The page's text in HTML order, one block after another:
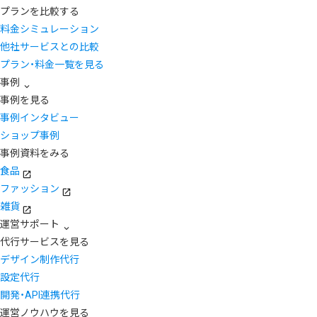
プランを比較する
料金シミュレーション
他社サービスとの比較
プラン・料金一覧を見る
事例
事例を見る
事例インタビュー
ショップ事例
事例資料をみる
食品
ファッション
雑貨
運営サポート
代行サービスを見る
デザイン制作代行
設定代行
開発・API連携代行
運営ノウハウを見る